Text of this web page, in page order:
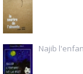
Najib